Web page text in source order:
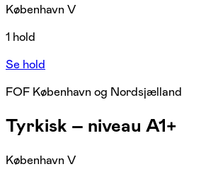
København V
1 hold
Se hold
FOF København og Nordsjælland
Tyrkisk – niveau A1+
København V